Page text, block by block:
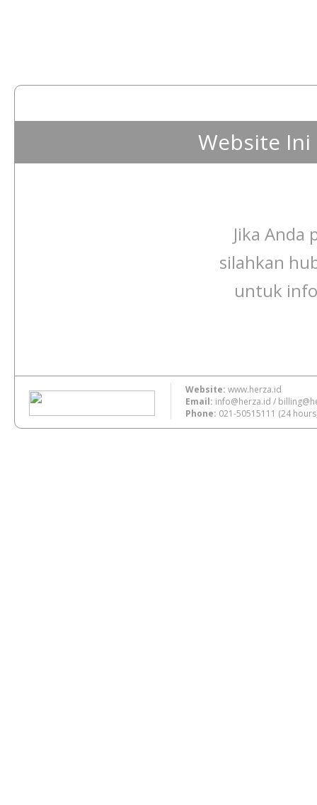
Website Ini
Jika Anda
silahkan
untuk
Website: www.herza.id
Email: info@herza.id /
Phone: 021-50515111 (24